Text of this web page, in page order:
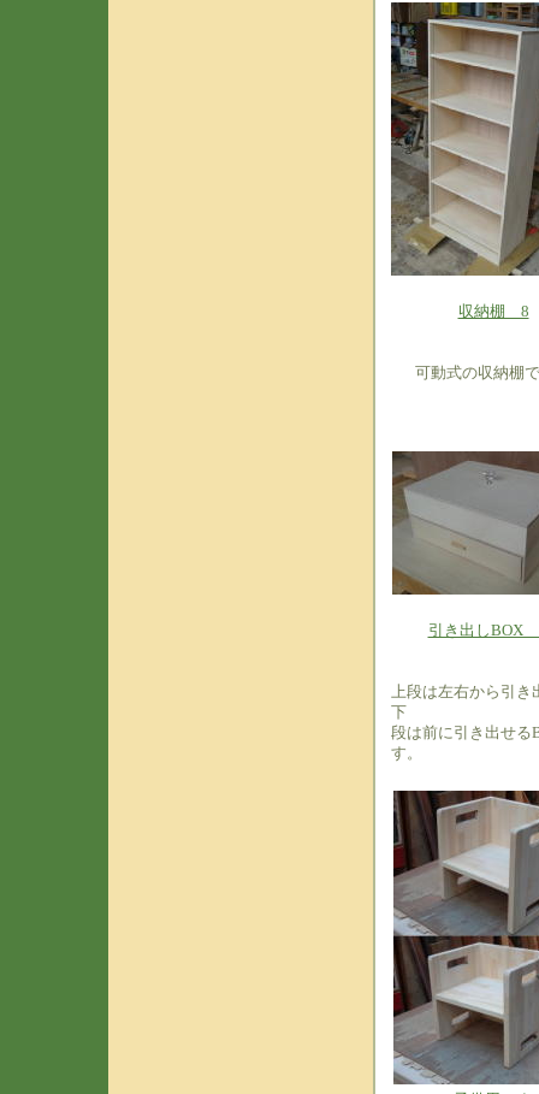
収納棚 8
可動式の収納棚
引き出しBOX
上段は左右から引き
下
段は前に引き出せる
す。